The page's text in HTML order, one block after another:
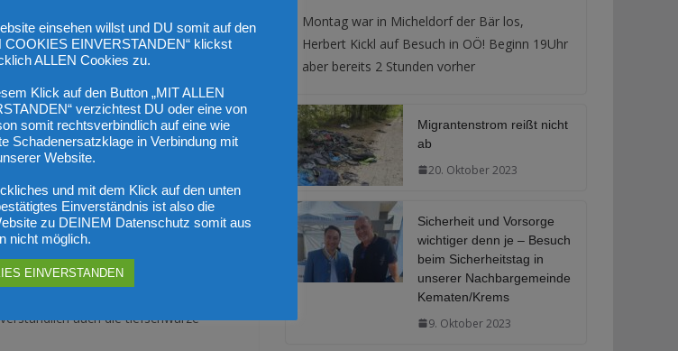
hätte. „Genau das macht er nämlich
Kanzler zieht Österreich in einen
er opfert damit den eigenen
und zum Darüberstreuen auch noch
hauptverantwortlich für die
keinen Krisenkanzler, sondern eine
ja auch unter Parteichef Kurz von
gemacht. Mit seinen Aussagen
auch aktive ÖVP-Spitzenpolitiker wie
nicht einfach in die türkise
auch die tiefschwarze
Montag war in Micheldorf der Bär los,
Herbert Kickl auf Besuch in OÖ! Beginn 19Uhr
aber bereits 2 Stunden vorher
Migrantenstrom reißt nicht
ab
20. Oktober 2023
Sicherheit und Vorsorge
wichtiger denn je – Besuch
beim Sicherheitstag in
unserer Nachbargemeinde
Kematen/Krems
9. Oktober 2023
einsehen willst und DU somit auf den
COOKIES EINVERSTANDEN“ klickst
ALLEN Cookies zu.
Klick auf den Button „MIT ALLEN
verzichtest DU oder eine von
somit rechtsverbindlich auf eine wie
Schadenersatzklage in Verbindung mit
Website.
und mit dem Klick auf den unten
Einverständnis ist also die
zu DEINEM Datenschutz somit aus
nicht möglich.
EINVERSTANDEN